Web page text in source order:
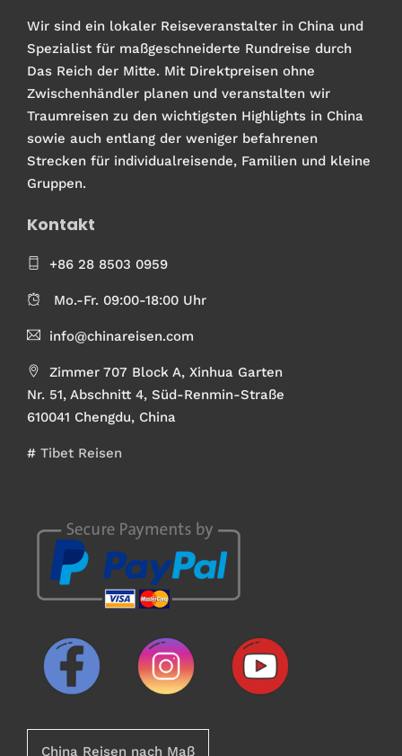
Wir sind ein lokaler Reiseveranstalter in China und
Spezialist für maßgeschneiderte Rundreise durch
Das Reich der Mitte. Mit Direktpreisen ohne
Zwischenhändler planen und veranstalten wir
Traumreisen zu den wichtigsten Highlights in China
sowie auch entlang der weniger befahrenen
Strecken für individualreisende, Familien und kleine
Gruppen.
Kontakt
+86 28 8503 0959
Mo.-Fr. 09:00-18:00 Uhr
info@chinareisen.com
Zimmer 707 Block A, Xinhua Garten
Nr. 51, Abschnitt 4, Süd-Renmin-Straße
610041 Chengdu, China
# Tibet Reisen
China Reisen nach Maß